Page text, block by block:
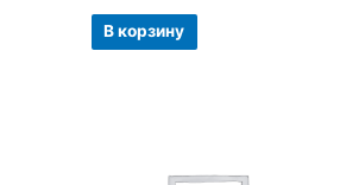
из
В корзину